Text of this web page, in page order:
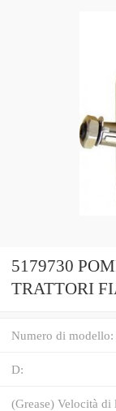
5179730
TRATTORI
Numero di modello:
D:
(Grease) Velocità